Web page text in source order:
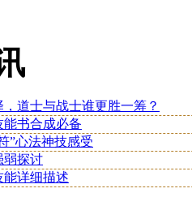
道士与战士谁更胜一筹？
书合成必备
”心法神技感受
弱探讨
能详细描述